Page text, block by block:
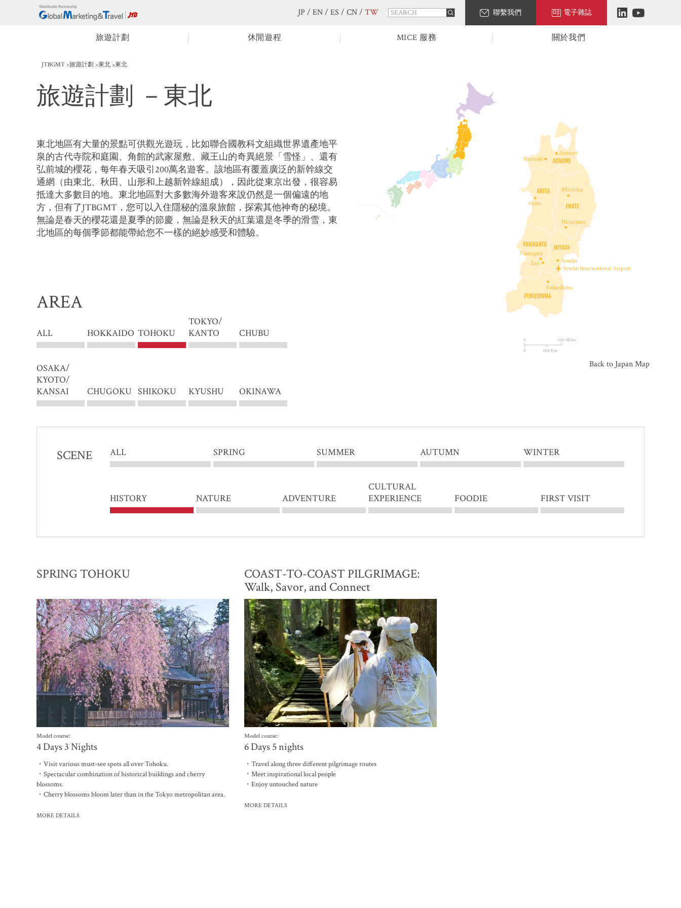
JP / EN/ ES / CN/ TW 聯繫我們 電子雜誌
旅遊計劃 休閒遊程 MICE 服務 關於我們
JTBGMT 旅遊計劃 東北 東北
旅遊計劃 －東北
Back to Japan Map
東北地區有大量的景點可供觀光遊玩，比如聯合國教科文組織世界遺產地平
泉的古代寺院和庭園、角館的武家屋敷、藏王山的奇異絕景「雪怪」、還有
弘前城的櫻花，每年春天吸引200萬名遊客。該地區有覆蓋廣泛的新幹線交
通網（由東北、秋田、山形和上越新幹線組成），因此從東京出發，很容易
抵達大多數目的地。東北地區對大多數海外遊客來說仍然是一個偏遠的地
方，但有了JTBGMT，您可以入住隱秘的溫泉旅館，探索其他神奇的秘境。
無論是春天的櫻花還是夏季的節慶，無論是秋天的紅葉還是冬季的滑雪，東
北地區的每個季節都能帶給您不一樣的絕妙感受和體驗。
AREA
ALL HOKKAIDO TOHOKU
TOKYO/
KANTO
CHUBU
OSAKA/
KYOTO/
KANSAI
CHUGOKU SHIKOKU KYUSHU OKINAWA
SCENE ALL SPRING SUMMER AUTUMN WINTER
HISTORY NATURE ADVENTURE
CULTURAL
EXPERIENCE
FOODIE FIRST VISIT
SPRING TOHOKU
Model course:
4 Days 3 Nights
・Visit various must-see spots all over Tohoku.
・Spectacular combination of historical buildings and cherry
blossoms.
・Cherry blossoms bloom later than in the Tokyo metropolitan area.
MORE DETAILS
COAST-TO-COAST PILGRIMAGE:
Walk, Savor, and Connect
Model course:
6 Days 5 nights
・Travel along three different pilgrimage routes
・Meet inspirational local people
・Enjoy untouched nature
MORE DETAILS